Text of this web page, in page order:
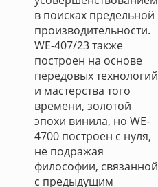
в ​​поисках предельной
производительности.
WE-407/23 также
построен на основе
передовых технологий
и мастерства того
времени, золотой
эпохи винила, но WE-
4700 построен с нуля,
не подражая
философии, связанной
с предыдущим